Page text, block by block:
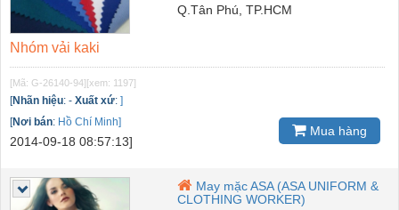
Q.Tân Phú, TP.HCM
Nhóm vải kaki
[Mã: G-26140-94][xem: 1197]
[Nhãn hiệu: - Xuất xứ: ]
[Nơi bán: Hồ Chí Minh]
2014-09-18 08:57:13]
Mua hàng
May mặc ASA (ASA UNIFORM &
CLOTHING WORKER)